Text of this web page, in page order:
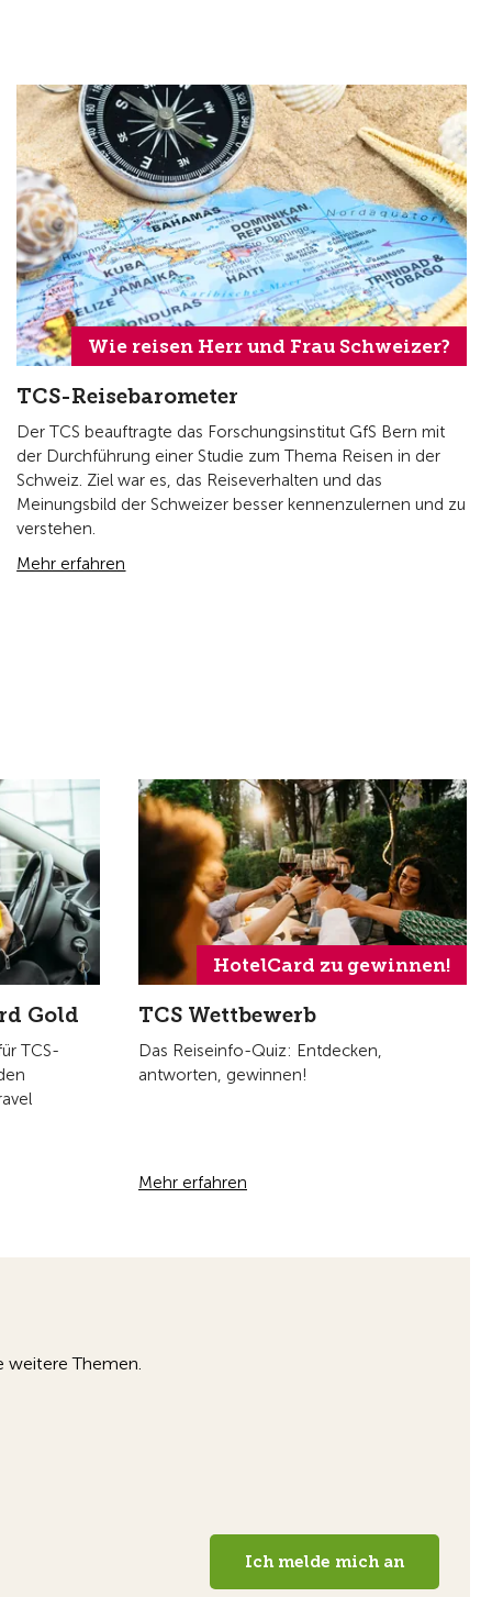
Wie reisen Herr und Frau Schweizer?
TCS-Reisebarometer
Der TCS beauftragte das Forschungsinstitut GfS Bern mit
der Durchführung einer Studie zum Thema Reisen in der
Schweiz. Ziel war es, das Reiseverhalten und das
Meinungsbild der Schweizer besser kennenzulernen und zu
verstehen.
Mehr erfahren
Gold
TCS-
HotelCard zu gewinnen!
TCS Wettbewerb
Das Reiseinfo-Quiz: Entdecken,
antworten, gewinnen!
Mehr erfahren